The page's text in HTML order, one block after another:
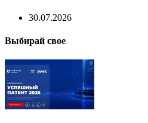
30.07.2026
Выбирай свое